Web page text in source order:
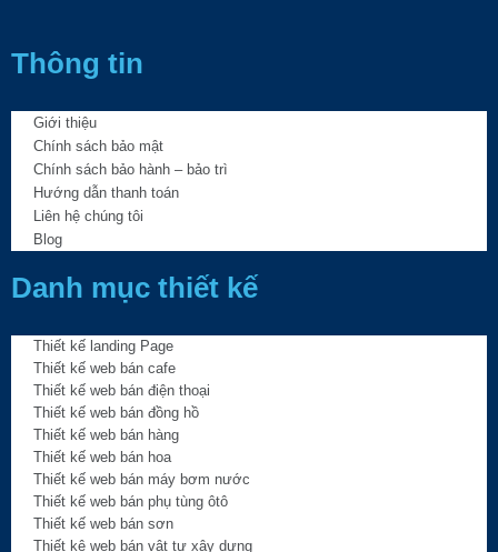
Thông tin
Giới thiệu
Chính sách bảo mật
Chính sách bảo hành – bảo trì
Hướng dẫn thanh toán
Liên hệ chúng tôi
Blog
Danh mục thiết kế
Thiết kế landing Page
Thiết kế web bán cafe
Thiết kế web bán điện thoại
Thiết kế web bán đồng hồ
Thiết kế web bán hàng
Thiết kế web bán hoa
Thiết kế web bán máy bơm nước
Thiết kế web bán phụ tùng ôtô
Thiết kế web bán sơn
Thiết kê web bán vật tư xây dựng